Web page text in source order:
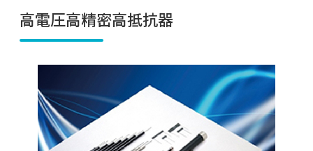
高電圧高精密高抵抗器